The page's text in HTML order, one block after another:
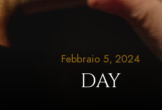
Febbraio 5, 2024
DAY